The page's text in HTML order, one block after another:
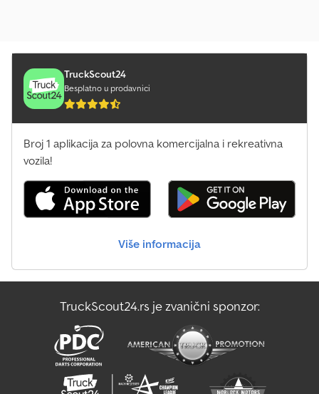
TruckScout24
Besplatno u prodavnici
Broj 1 aplikacija za polovna komercijalna i rekreativna
vozila!
Više informacija
TruckScout24.rs je zvanični sponzor: